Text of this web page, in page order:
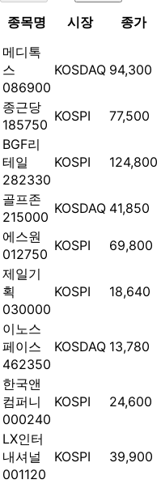
종목명 시장 종가
메디톡
스
086900
KOSDAQ 94,300
종근당
185750
KOSPI 77,500
BGF리
테일
282330
KOSPI 124,800
골프존
215000
KOSDAQ 41,850
에스원
012750
KOSPI 69,800
제일기
획
030000
KOSPI 18,640
이노스
페이스
462350
KOSDAQ 13,780
한국앤
컴퍼니
000240
KOSPI 24,600
LX인터
내셔널
001120
KOSPI 39,900